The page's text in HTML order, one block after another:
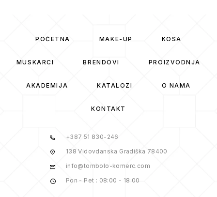
POČETNA MAKE-UP KOSA
MUSKARCI BRENDOVI PROIZVODNJA
AKADEMIJA KATALOZI O NAMA
KONTAKT
+387 51 830-246
138 Vidovdanska Gradiška 78400
info@tombolo-komerc.com
Pon - Pet : 08:00 - 18:00